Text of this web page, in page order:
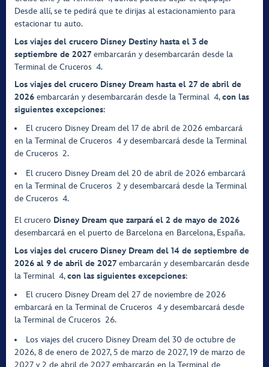
Desde allí, se te pedirá que te dirijas al estacionamiento para
estacionar tu auto.
Los viajes del crucero Disney Destiny hasta el 3 de
septiembre de 2027embarcarán y desembarcarán desde la
Terminal de Cruceros 4.
Los viajes del crucero Disney Dream hasta el 27 de abril de
2026embarcarán y desembarcarán desde la Terminal 4,con las
siguientes excepciones:
El crucero Disney Dream del 17 de abril de 2026 embarcará
en la Terminal de Cruceros 4 y desembarcará desde la Terminal
de Cruceros 2.
El crucero Disney Dream del 20 de abril de 2026 embarcará
en la Terminal de Cruceros 2 y desembarcará desde la Terminal
de Cruceros 4.
El crucero Disney Dream que zarpará el 2 de mayo de 2026
desembarcará en el puerto de Barcelona en Barcelona, España.
Los viajes del crucero Disney Dream del 14 de septiembre de
2026 al 9 de abril de 2027embarcarán y desembarcarán desde
la Terminal 4,con las siguientes excepciones:
El crucero Disney Dream del 27 de noviembre de 2026
embarcará en la Terminal de Cruceros 4 y desembarcará desde
la Terminal de Cruceros 26.
Los viajes del crucero Disney Dream del 30 de octubre de
2026, 8 de enero de 2027, 5 de marzo de 2027, 19 de marzo de
2027 y 2 de abril de 2027 embarcarán en la Terminal de